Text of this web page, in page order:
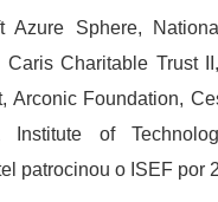
Azure Sphere,
Caris Charitable Trust
Arconic Foundation,
Institute of
patrocinou o ISEF por